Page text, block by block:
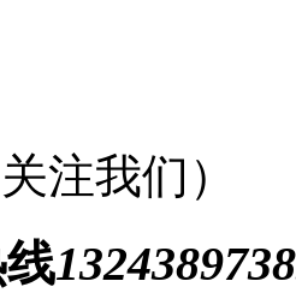
注我们）